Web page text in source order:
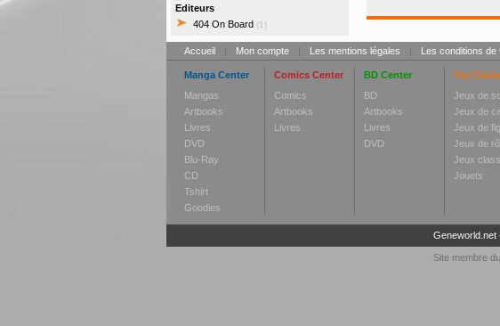
Editeurs
404 On Board (1)
Accueil | Mon compte | Les mentions légales | Les conditions de
Manga Center
Mangas
Artbooks
Livres
DVD
Blu-Ray
CD
Tshirt
Goodies
Comics Center
Comics
Artbooks
Livres
BD Center
BD
Artbooks
Livres
DVD
Toy
Jeux de
Jeux de
Jeux de
Jeux de
Jeux
Jouets
Geneworld.net
Site membre